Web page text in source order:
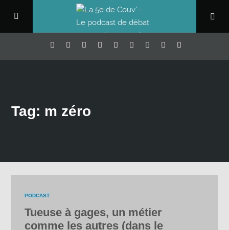
Tag: m zéro
PODCAST
Tueuse à gages, un métier
comme les autres (dans le